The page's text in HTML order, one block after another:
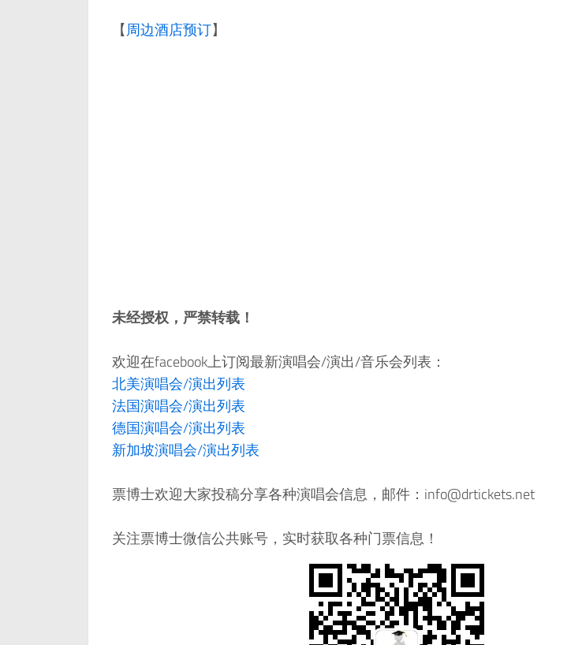
【周边酒店预订】
未经授权，严禁转载！
欢迎在facebook上订阅最新演唱会/演出/音乐会列表：
北美演唱会/演出列表
法国演唱会/演出列表
德国演唱会/演出列表
新加坡演唱会/演出列表
票博士欢迎大家投稿分享各种演唱会信息，邮件：info@drtickets.net
关注票博士微信公共账号，实时获取各种门票信息！